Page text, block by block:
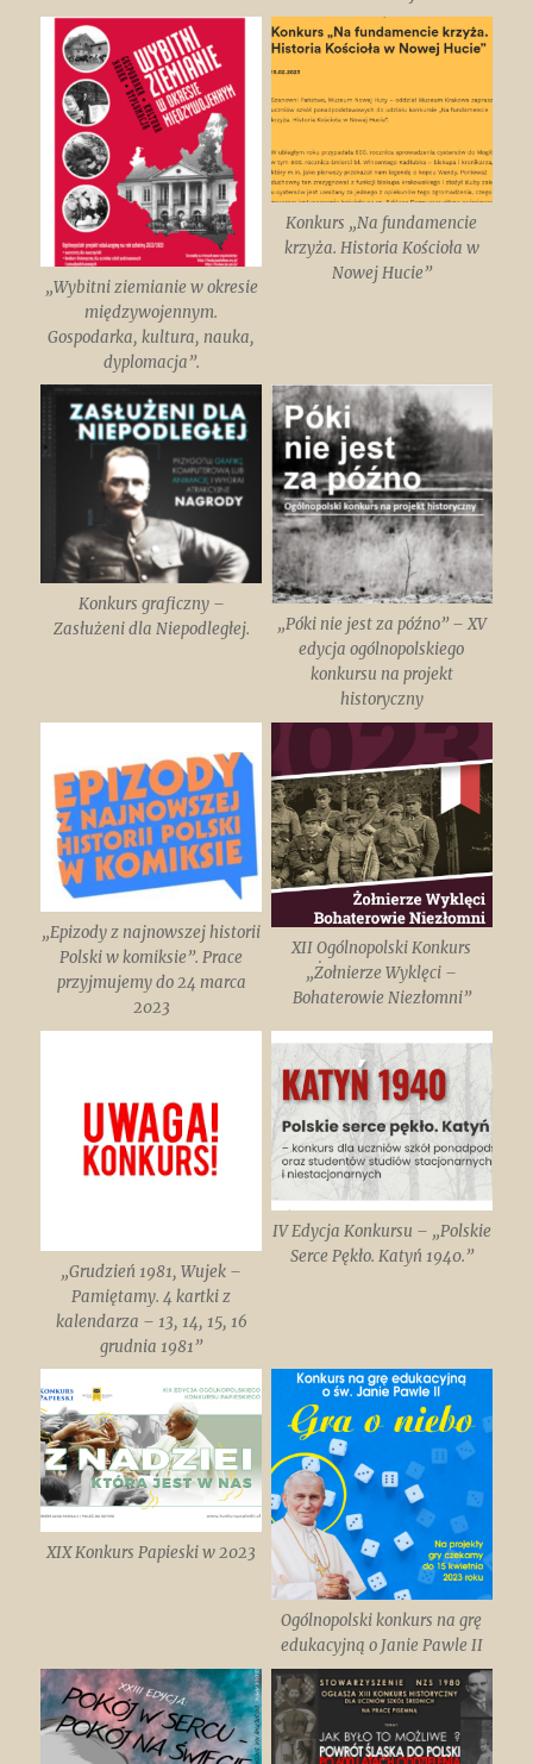
„Wybitni ziemianie w okresie
międzywojennym.
Gospodarka, kultura, nauka,
dyplomacja”.
Konkurs „Na fundamencie
krzyża. Historia Kościoła w
Nowej Hucie”
Konkurs graficzny –
Zasłużeni dla Niepodległej.
„Póki nie jest za późno” – XV
edycja ogólnopolskiego
konkursu na projekt
historyczny
„Epizody z najnowszej historii
Polski w komiksie”. Prace
przyjmujemy do 24 marca
2023
XII Ogólnopolski Konkurs
„Żołnierze Wyklęci –
Bohaterowie Niezłomni”
„Grudzień 1981, Wujek –
Pamiętamy. 4 kartki z
kalendarza – 13, 14, 15, 16
grudnia 1981”
IV Edycja Konkursu – „Polskie
Serce Pękło. Katyń 1940.”
XIX Konkurs Papieski w 2023
Ogólnopolski konkurs na grę
edukacyjną o Janie Pawle II